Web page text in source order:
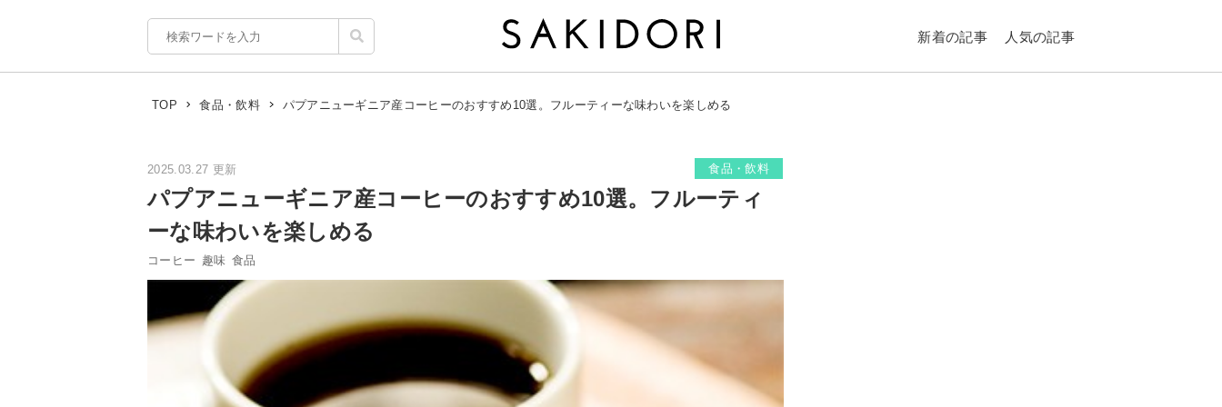
新着の記事 人気の記事
TOP 食品・飲料 パプアニューギニア産コーヒーのおすすめ10選。フルーティーな味わいを楽しめる
2025.03.27 更新 食品・飲料
パプアニューギニア産コーヒーのおすすめ10選。フルーティ
ーな味わいを楽しめる
コーヒー 趣味 食品